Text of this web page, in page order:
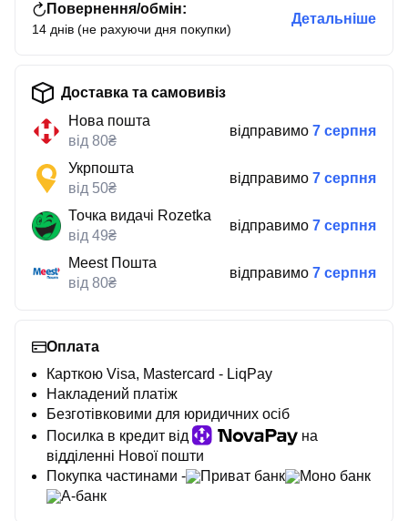
Повернення/обмін:
14 днів (не рахуючи дня покупки)
Детальніше
Доставка та самовивіз
Нова пошта
від 80₴
відправимо 7 серпня
Укрпошта
від 50₴
відправимо 7 серпня
Точка видачі Rozetka
від 49₴
відправимо 7 серпня
Meest Пошта
від 80₴
відправимо 7 серпня
Оплата
Карткою Visa, Mastercard - LiqPay
Накладений платіж
Безготівковими для юридичних осіб
Посилка в кредит від
на
відділенні Нової пошти
Покупка частинами -
Приват банк
Моно банк
А-банк